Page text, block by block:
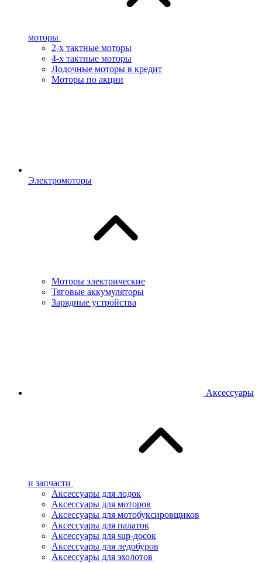
моторы
2-х тактные моторы
4-х тактные моторы
Лодочные моторы в кредит
Моторы по акции
Электромоторы
Моторы электрические
Тяговые аккумуляторы
Зарядные устройства
Аксессуары
и запчасти
Аксессуары для лодок
Аксессуары для моторов
Аксессуары для мотобуксировщиков
Аксессуары для палаток
Аксессуары для sup-досок
Аксессуары для ледобуров
Аксессуары для эхолотов